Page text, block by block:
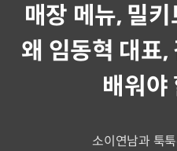
매장 메뉴, 밀키
왜 임동혁 대표,
배워야
소이연남과 툭